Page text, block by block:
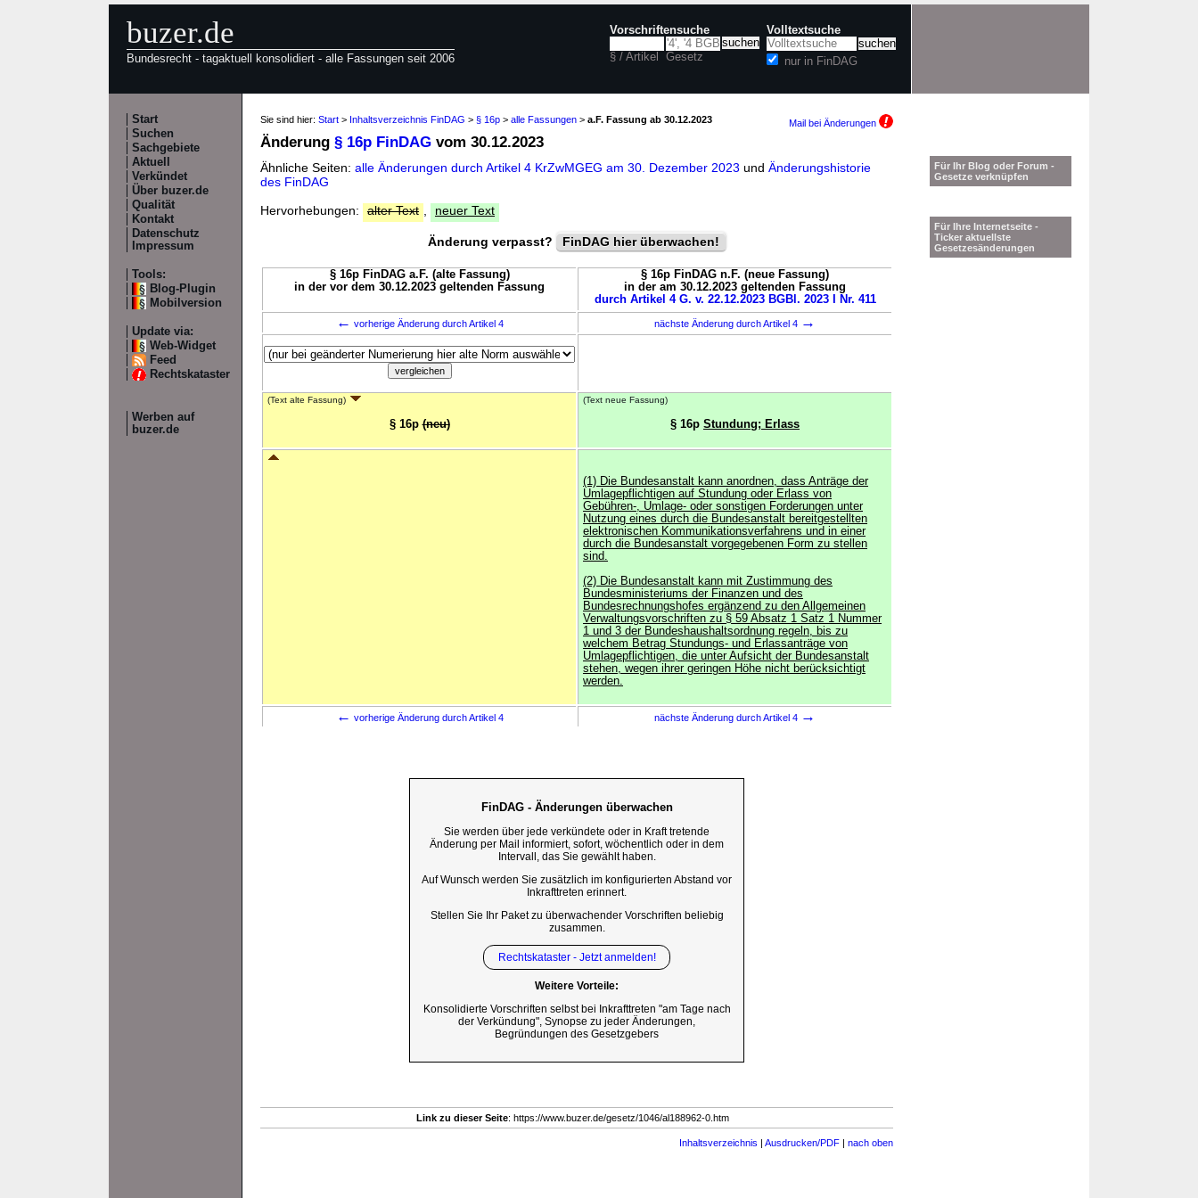
buzer.de
Bundesrecht - tagaktuell konsolidiert - alle Fassungen seit 2006
Vorschriftensuche
§ / Artikel Gesetz
Volltextsuche
nur in FinDAG
Start
Suchen
Sachgebiete
Aktuell
Verkündet
Über buzer.de
Qualität
Kontakt
Datenschutz
Impressum
Tools:
Blog-Plugin
Mobilversion
Update via:
Web-Widget
Feed
Rechtskataster
Werben auf
buzer.de
Sie sind hier: Start > Inhaltsverzeichnis FinDAG > § 16p > alle Fassungen > a.F. Fassung ab 30.12.2023 Mail bei Änderungen
Änderung § 16p FinDAG vom 30.12.2023
Ähnliche Seiten: alle Änderungen durch Artikel 4 KrZwMGEG am 30. Dezember 2023 und Änderungshistorie
des FinDAG
Hervorhebungen:
alter Text neuer Text
Änderung verpasst? FinDAG hier überwachen!
§ 16p FinDAG a.F. (alte Fassung)
in der vor dem 30.12.2023 geltenden Fassung
§ 16p FinDAG n.F. (neue Fassung)
in der am 30.12.2023 geltenden Fassung
durch Artikel 4 G. v. 22.12.2023 BGBl. 2023 I Nr. 411
← vorherige Änderung durch Artikel 4 nächste Änderung durch Artikel 4 →
(Text alte Fassung)
§ 16p(neu)
(Text neue Fassung)
§ 16p Stundung; Erlass
(1) Die Bundesanstalt kann anordnen, dass Anträge der
Umlagepflichtigen auf Stundung oder Erlass von
Gebühren-, Umlage- oder sonstigen Forderungen unter
Nutzung eines durch die Bundesanstalt bereitgestellten
elektronischen Kommunikationsverfahrens und in einer
durch die Bundesanstalt vorgegebenen Form zu stellen
sind.
(2) Die Bundesanstalt kann mit Zustimmung des
Bundesministeriums der Finanzen und des
Bundesrechnungshofes ergänzend zu den Allgemeinen
Verwaltungsvorschriften zu § 59 Absatz 1 Satz 1 Nummer
1 und 3 der Bundeshaushaltsordnung regeln, bis zu
welchem Betrag Stundungs- und Erlassanträge von
Umlagepflichtigen, die unter Aufsicht der Bundesanstalt
stehen, wegen ihrer geringen Höhe nicht berücksichtigt
werden.
← vorherige Änderung durch Artikel 4 nächste Änderung durch Artikel 4 →
FinDAG - Änderungen überwachen
Sie werden über jede verkündete oder in Kraft tretende
Änderung per Mail informiert, sofort, wöchentlich oder in dem
Intervall, das Sie gewählt haben.
Auf Wunsch werden Sie zusätzlich im konfigurierten Abstand vor
Inkrafttreten erinnert.
Stellen Sie Ihr Paket zu überwachender Vorschriften beliebig
zusammen.
Rechtskataster - Jetzt anmelden!
Weitere Vorteile:
Konsolidierte Vorschriften selbst bei Inkrafttreten "am Tage nach
der Verkündung", Synopse zu jeder Änderungen,
Begründungen des Gesetzgebers
Link zu dieser Seite: https://www.buzer.de/gesetz/1046/al188962-0.htm
Inhaltsverzeichnis | Ausdrucken/PDF | nach oben
Für Ihr Blog oder Forum -
Gesetze verknüpfen
Für Ihre Internetseite -
Ticker aktuellste
Gesetzesänderungen